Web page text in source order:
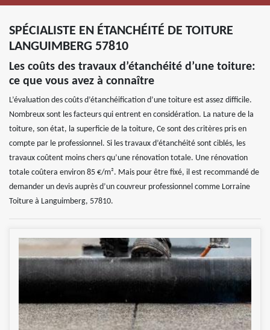
SPÉCIALISTE EN ÉTANCHÉITÉ DE TOITURE
LANGUIMBERG 57810
Les coûts des travaux d’étanchéité d’une toiture:
ce que vous avez à connaître
L’évaluation des coûts d’étanchéification d’une toiture est assez difficile.
Nombreux sont les facteurs qui entrent en considération. La nature de la
toiture, son état, la superficie de la toiture, Ce sont des critères pris en
compte par le professionnel. Si les travaux d’étanchéité sont ciblés, les
travaux coûtent moins chers qu’une rénovation totale. Une rénovation
totale coûtera environ 85 €/m². Mais pour être fixé, il est recommandé de
demander un devis auprès d’un couvreur professionnel comme Lorraine
Toiture à Languimberg, 57810.